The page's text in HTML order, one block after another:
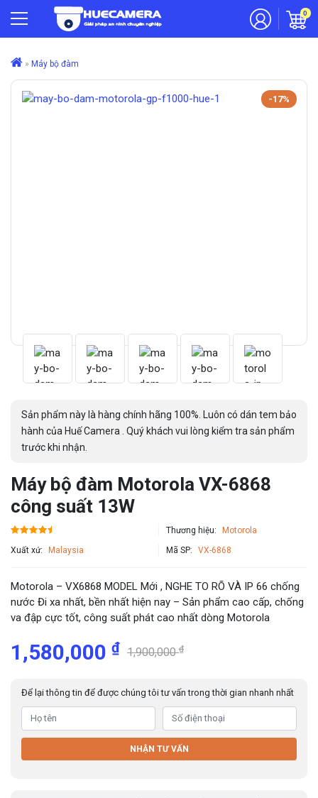
0
» Máy bộ đàm
-17%
Sản phẩm này là hàng chính hãng 100%. Luôn có dán tem bảo
hành của Huế Camera . Quý khách vui lòng kiểm tra sản phẩm
trước khi nhận.
Máy bộ đàm Motorola VX-6868
công suất 13W
Thương hiệu: Motorola
Xuất xứ: Malaysia Mã SP: VX-6868
Motorola – VX6868 MODEL Mới , NGHE TO RÕ VÀ IP 66 chống
nước Đi xa nhất, bền nhất hiện nay – Sản phẩm cao cấp, chống
va đập cực tốt, công suất phát cao nhất dòng Motorola
1,580,000 ₫ 1,900,000₫
Để lại thông tin để được chúng tôi tư vấn trong thời gian nhanh nhất
NHẬN TƯ VẤN